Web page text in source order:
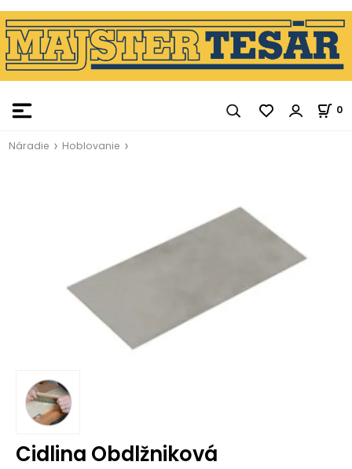
0
Náradie Hoblovanie
Cidlina Obdlžniková